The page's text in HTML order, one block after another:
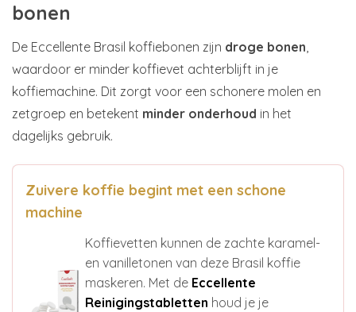
bonen
De Eccellente Brasil koffiebonen zijn droge bonen,
waardoor er minder koffievet achterblijft in je
koffiemachine. Dit zorgt voor een schonere molen en
zetgroep en betekent minder onderhoud in het
dagelijks gebruik.
Zuivere koffie begint met een schone
machine
Koffievetten kunnen de zachte karamel-
en vanilletonen van deze Brasil koffie
maskeren. Met de Eccellente
Reinigingstabletten houd je je